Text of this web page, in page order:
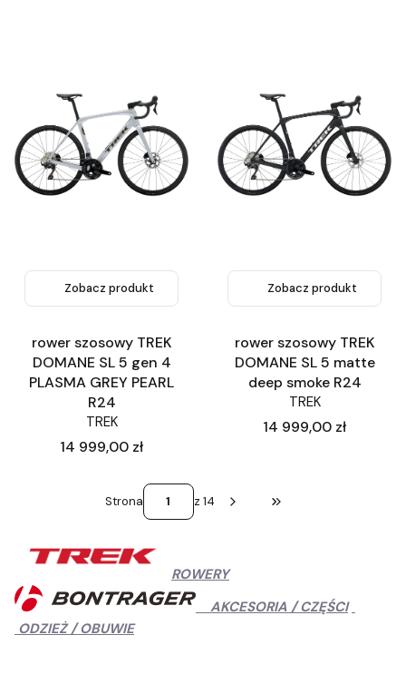
Zobacz produkt
rower szosowy TREK
DOMANE SL 5 gen 4
PLASMA GREY PEARL
R24
TREK
Cena
14 999,00 zł
Zobacz produkt
rower szosowy TREK
DOMANE SL 5 matte
deep smoke R24
TREK
Cena
14 999,00 zł
Strona z 14 Przejdź do ostatniej
ROWERY
AKCESORIA / CZĘŚCI
ODZIEŻ / OBUWIE